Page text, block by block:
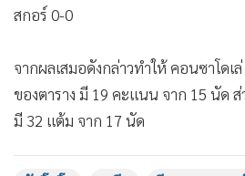
สกอร์ 0-0
จากผลเสมอดังกล่าวทำให้ คอนซาโดเ
ของตาราง มี 19 คะแนน จาก 15 นัด
มี 32 แต้ม จาก 17 นัด